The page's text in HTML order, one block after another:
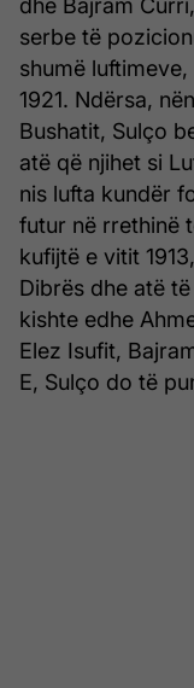
dhe Bajram
serbe të
shumë
1921. Ndërsa,
Bushatit, Sulço
atë që njihet si
nis lufta kundër
futur në rrethinë
kufijtë e vitit
Dibrës dhe atë
kishte edhe
Elez Isufit,
E, Sulço do të